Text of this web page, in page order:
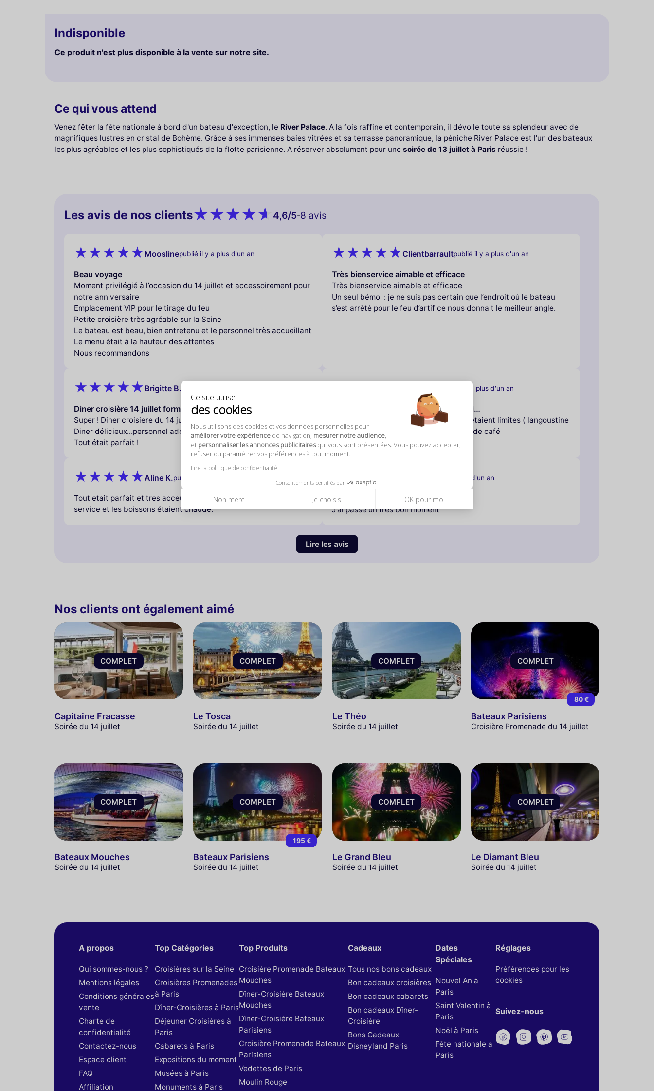
Ce site utilise
des cookies
Nous utilisons des cookies et vos données personnelles pour
améliorer votre expérience de navigation, mesurer notre audience
et personnaliser les annonces publicitairesqui vous sont présentées. Vous pouvez accepter,
refuser ou paramétrer vos préférences à tout moment.
Lire la politique de confidentialité
Consentements certifiés par
Non merci Je choisis OK pour moi
Indisponible
Ce produit n'est plus disponible à la vente sur notre site.
Ce qui vous attend
Venez fêter la fête nationale à bord d'un bateau d'exception, le River Palace. A la fois raffiné et contemporain, il dévoile toute sa splendeur avec de
magnifiques lustres en cristal de Bohème. Grâce à ses immenses baies vitrées et sa terrasse panoramique, la péniche River Palace est l'un des bateaux
les plus agréables et les plus sophistiqués de la flotte parisienne. A réserver absolument pour une soirée de 13 juillet à Paris réussie !
Les avis de nos clients 4,6/5-8 avis
Mooslinepublié il y a plus d'un an
Beau voyage
Moment privilégié à l’occasion du 14 juillet et accessoirement pour
notre anniversaire
Emplacement VIP pour le tirage du feu
Petite croisière très agréable sur la Seine
Le bateau est beau, bien entretenu et le personnel très accueillant
Le menu était à la hauteur des attentes
Nous recommandons
Clientbarraultpublié il y a plus d'un an
Très bienservice aimable et efficace
Très bienservice aimable et efficace
Un seul bémol : je ne suis pas certain que l’endroit où le bateau
s’est arrêté pour le feu d’artifice nous donnait le meilleur angle.
Brigitte B.
Diner croisière 14 juillet formidable
Super ! Diner croisiere du 14 juillet avec le feu d'artifice !
Diner délicieux...personnel adorable aux petits soins !
Tout était parfait !
publié il y a plus d'un an
Tres bien sauf les entrees du diner qui…
Tres bien sauf les entrees du diner qui étaient limites ( langoustine
odorante donc pas fraiche) et absence de café
Aline K.publié il y a plus d'un an
Tout etait parfait et tres acceuillant juste un petit retard dans le
service et les boissons étaient chaude.
publié il y a plus d'un an
J'ai passé un très bon moment
J'ai passé un très bon moment
Lire les avis
Nos clients ont également aimé
COMPLET
Capitaine Fracasse
Soirée du 14 juillet
COMPLET
Le Tosca
Soirée du 14 juillet
COMPLET
Le Théo
Soirée du 14 juillet
COMPLET
80 €
Bateaux Parisiens
Croisière Promenade du 14 juillet
COMPLET
Bateaux Mouches
Soirée du 14 juillet
COMPLET
195 €
Bateaux Parisiens
Soirée du 14 juillet
COMPLET
Le Grand Bleu
Soirée du 14 juillet
COMPLET
Le Diamant Bleu
Soirée du 14 juillet
A propos
Qui sommes-nous ?
Mentions légales
Conditions générales
vente
Charte de
confidentialité
Contactez-nous
Espace client
FAQ
Affiliation
Top Catégories
Croisières sur la Seine
Croisières Promenades
à Paris
Dîner-Croisières à Paris
Déjeuner Croisières à
Paris
Cabarets à Paris
Expositions du moment
Musées à Paris
Monuments à Paris
Top Produits
Croisière Promenade Bateaux
Mouches
Dîner-Croisière Bateaux
Mouches
Dîner-Croisière Bateaux
Parisiens
Croisière Promenade Bateaux
Parisiens
Vedettes de Paris
Moulin Rouge
Cadeaux
Tous nos bons cadeaux
Bon cadeaux croisières
Bon cadeaux cabarets
Bon cadeaux Dîner-
Croisière
Bons Cadeaux
Disneyland Paris
Dates
Spéciales
Nouvel An à
Paris
Saint Valentin à
Paris
Noël à Paris
Fête nationale à
Paris
Réglages
Préférences pour les
cookies
Suivez-nous